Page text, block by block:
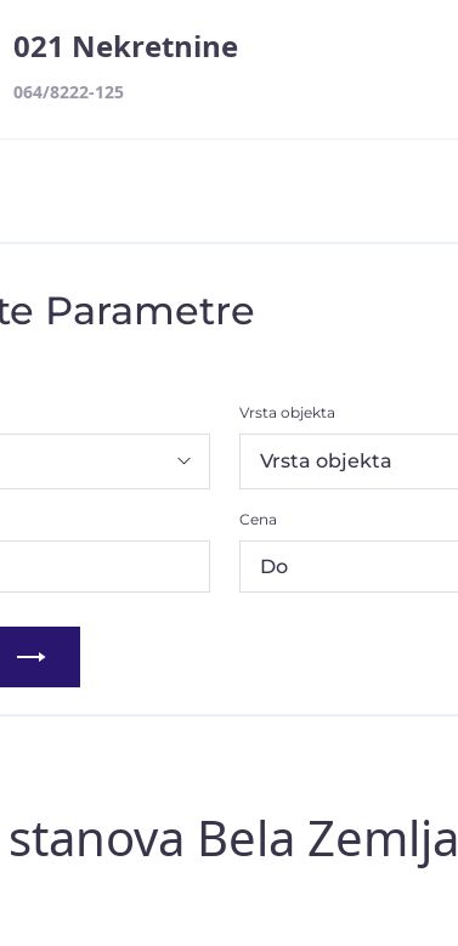
021 Nekretnine
064/8222-125
Parametre
Vrsta objekta
Cena
Bela Zemlja